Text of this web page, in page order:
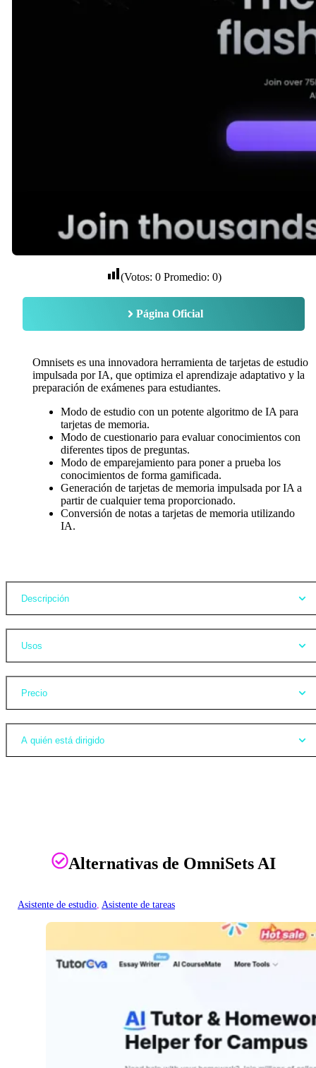
(Votos: 0Promedio: 0)
Página Oficial
Omnisets es una innovadora herramienta de tarjetas de estudio
impulsada por IA, que optimiza el aprendizaje adaptativo y la
preparación de exámenes para estudiantes.
Modo de estudio con un potente algoritmo de IA para
tarjetas de memoria.
Modo de cuestionario para evaluar conocimientos con
diferentes tipos de preguntas.
Modo de emparejamiento para poner a prueba los
conocimientos de forma gamificada.
Generación de tarjetas de memoria impulsada por IA a
partir de cualquier tema proporcionado.
Conversión de notas a tarjetas de memoria utilizando
IA.
Descripción
Usos
Precio
A quién está dirigido
Alternativas de OmniSets AI
Asistente de estudio, Asistente de tareas